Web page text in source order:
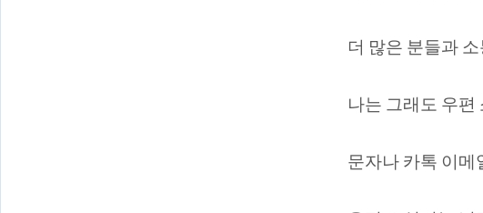
더 많은 분들과
나는 그래도 우편
문자나 카톡 이메